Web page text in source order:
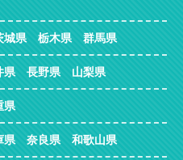
県 栃木県 群馬県
県 長野県 山梨県
県
奈良県 和歌山県